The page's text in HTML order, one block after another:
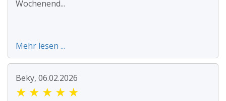
Wochenend...
Mehr lesen ...
Beky, 06.02.2026
★ ★ ★ ★ ★